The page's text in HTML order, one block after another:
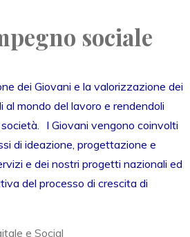
sociale
dei Giovani e la valorizzazione dei
al mondo del lavoro e rendendoli
I Giovani vengono coinvolti
di ideazione, progettazione e
e dei nostri progetti nazionali ed
del processo di crescita di